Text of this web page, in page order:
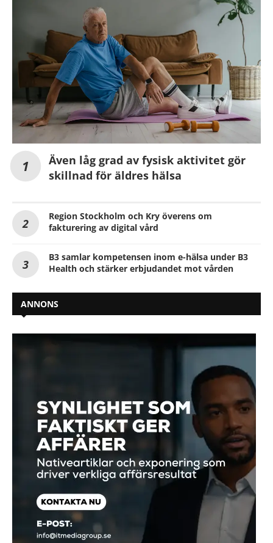
Även låg grad av fysisk aktivitet gör
skillnad för äldres hälsa
Region Stockholm och Kry överens om
fakturering av digital vård
B3 samlar kompetensen inom e-hälsa under B3
Health och stärker erbjudandet mot vården
ANNONS